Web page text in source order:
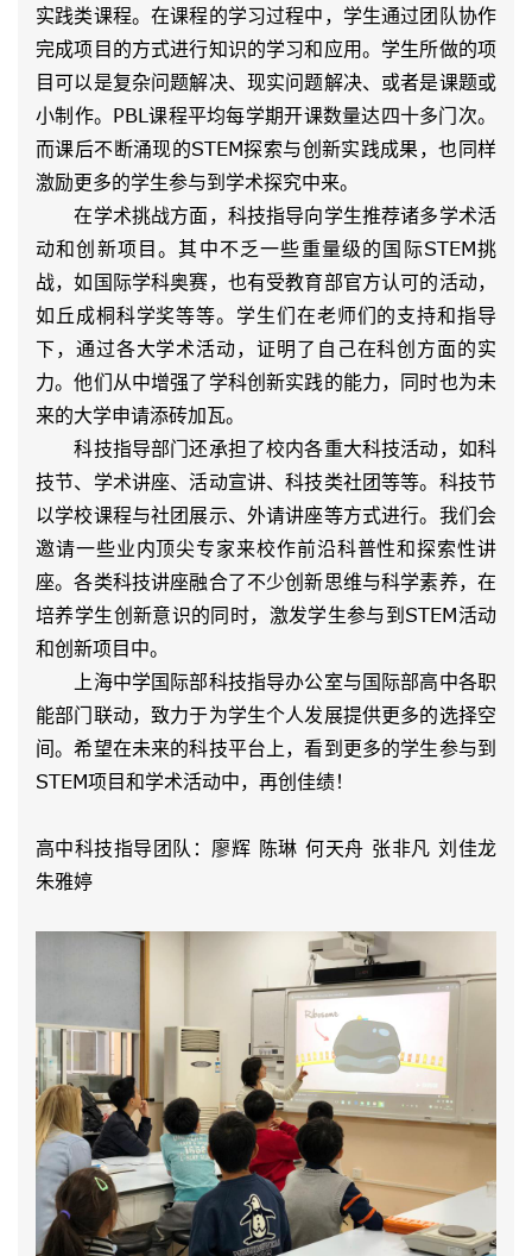
实践类课程。在课程的学习过程中，学生通过团队协作
完成项目的方式进行知识的学习和应用。学生所做的项
目可以是复杂问题解决、现实问题解决、或者是课题或
小制作。PBL课程平均每学期开课数量达四十多门次。
而课后不断涌现的STEM探索与创新实践成果，也同样
激励更多的学生参与到学术探究中来。
在学术挑战方面，科技指导向学生推荐诸多学术活
动和创新项目。其中不乏一些重量级的国际STEM挑
战，如国际学科奥赛，也有受教育部官方认可的活动，
如丘成桐科学奖等等。学生们在老师们的支持和指导
下，通过各大学术活动，证明了自己在科创方面的实
力。他们从中增强了学科创新实践的能力，同时也为未
来的大学申请添砖加瓦。
科技指导部门还承担了校内各重大科技活动，如科
技节、学术讲座、活动宣讲、科技类社团等等。科技节
以学校课程与社团展示、外请讲座等方式进行。我们会
邀请一些业内顶尖专家来校作前沿科普性和探索性讲
座。各类科技讲座融合了不少创新思维与科学素养，在
培养学生创新意识的同时，激发学生参与到STEM活动
和创新项目中。
上海中学国际部科技指导办公室与国际部高中各职
能部门联动，致力于为学生个人发展提供更多的选择空
间。希望在未来的科技平台上，看到更多的学生参与到
STEM项目和学术活动中，再创佳绩！
高中科技指导团队：廖辉 陈琳 何天舟 张非凡 刘佳龙
朱雅婷